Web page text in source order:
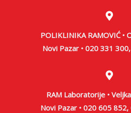
POLIKLINIKA RAMOVIĆ •
Novi Pazar • 020 331
RAM Laboratorije •
Novi Pazar • 020 605